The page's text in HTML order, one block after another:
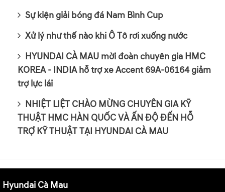
Sự kiện giải bóng đá Nam Bình Cup
Xử lý như thế nào khi Ô Tô rơi xuống nước
HYUNDAI CÀ MAU mời đoàn chuyên gia HMC
KOREA - INDIA hỗ trợ xe Accent 69A-06164 giảm
trợ lực lái
NHIỆT LIỆT CHÀO MỪNG CHUYÊN GIA KỸ
THUẬT HMC HÀN QUỐC VÀ ẤN ĐỘ ĐẾN HỖ
TRỢ KỸ THUẬT TẠI HYUNDAI CÀ MAU
Hyundai Cà Mau